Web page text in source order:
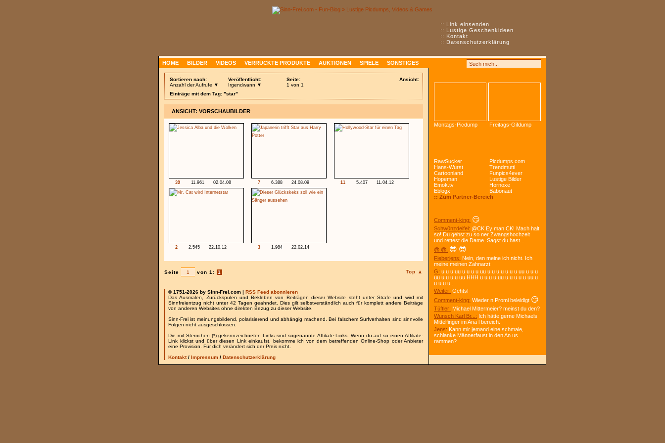
:: Link einsenden
:: Lustige Geschenkideen
:: Kontakt
:: Datenschutzerklärung
HOME BILDER VIDEOS VERRÜCKTE PRODUKTE AUKTIONEN SPIELE SONSTIGES
Ansicht:
Sortieren nach:
Anzahl der Aufrufe ▼
Veröffentlicht:
Irgendwann ▼
Seite:
1 von 1
Einträge mit dem Tag: "star"
ANSICHT: VORSCHAUBILDER
39 11.961 02.04.08 7 6.388 24.08.09 11 5.407 11.04.12
2 2.545 22.10.12 3 1.984 22.02.14
Top ▲
Seite von 1: 1
© 1751-2026 by Sinn-Frei.com | RSS Feed abonnieren
Das Ausmalen, Zurückspulen und Bekleben von Beiträgen dieser Website steht unter Strafe und wird mit
Sinnfreientzug nicht unter 42 Tagen geahndet. Dies gilt selbstverständlich auch für komplett andere Beiträge
von anderen Websites ohne direkten Bezug zu dieser Website.
Sinn-Frei ist meinungsbildend, polarisierend und abhängig machend. Bei falschem Surfverhalten sind sinnvolle
Folgen nicht ausgeschlossen.
Die mit Sternchen (*) gekennzeichneten Links sind sogenannte Affiliate-Links. Wenn du auf so einen Affiliate-
Link klickst und über diesen Link einkaufst, bekomme ich von dem betreffenden Online-Shop oder Anbieter
eine Provision. Für dich verändert sich der Preis nicht.
Kontakt/ Impressum / Datenschutzerklärung
Montags-Picdump Freitags-Gifdump
RawSucker
Picdumps.com
Hans-Wurst
Trendmutti
Cartoonland
Funpics4ever
Hopeman
Lustige Bilder
Emok.tv
Hornoxe
Eblogx
Babonaut
:: Zum Partner-Bereich
Comment-king: 😏
Schw0nzdeifel: @CK Ey man CK! Mach halt
so! Du gehst zu so ner Zwangshochzeit
und rettest die Dame. Sagst du hast...
😎 😎: 😎 😎
Fieberjens: Nein, den meine ich nicht. Ich
meine meinen Zahnarzt
G: u u u uu u u u u uu u u u u u u u uu u u u
uu u u u u uu HHH u u u u uu u u u u u uu u
u u u u...
Weiter: Gehts!
Comment-king: Wieder n Promi beleidigt 😏
Tüftler: Michael Mittermeier? meinst du den?
Wunsch Karl Br...: Ich hätte gerne Michaels
Mittelfinger im Ana l bereich.
Jens: Kann mir jemand eine schmale,
schlanke Männerfaust in den An us
rammen?